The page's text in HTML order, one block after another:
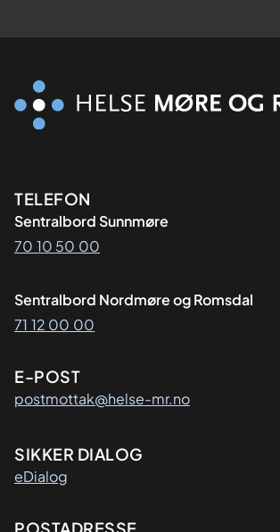
Kontaktinformasjon
TELEFON
Sentralbord Sunnmøre
70 10 50 00
Sentralbord Nordmøre og Romsdal
71 12 00 00
E-POST
postmottak@helse-mr.no
SIKKER DIALOG
eDialog